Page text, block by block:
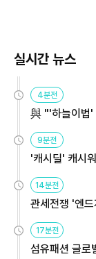
실시간 뉴스
4분전
與 "'하늘이법'
9분전
'캐시딜' 캐시
14분전
관세전쟁 '엔
17분전
섬유패션 글